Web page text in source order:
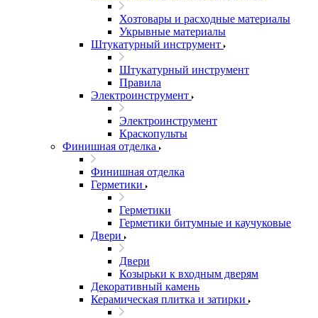
Хозтовары и расходные материалы
Укрывные материалы
Штукатурный инструмент
Штукатурный инструмент
Правила
Электроинструмент
Электроинструмент
Краскопульты
Финишная отделка
Финишная отделка
Герметики
Герметики
Герметики битумные и каучуковые
Двери
Двери
Козырьки к входным дверям
Декоративный камень
Керамическая плитка и затирки